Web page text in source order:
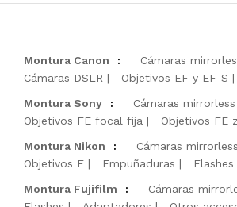
Montura Canon : Cámaras
Cámaras DSLR
Objetivos EF y EF-S
Montura Sony
: Cámaras mirrorless
Objetivos FE focal fija
Objetivos FE
Montura Nikon
: Cámaras mirrorless
Objetivos F
Empuñaduras Flashes
Montura Fujifilm
: Cámaras